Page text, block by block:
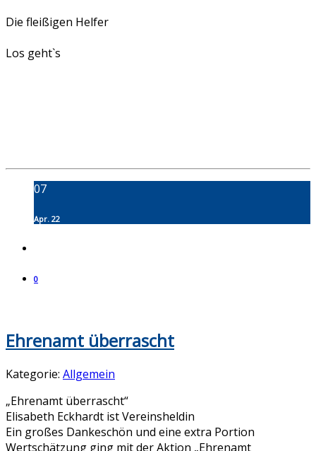
Die fleißigen Helfer
Los geht`s
07
Apr. 22
0
Ehrenamt überrascht
Kategorie: Allgemein
„Ehrenamt überrascht“
Elisabeth Eckhardt ist Vereinsheldin
Ein großes Dankeschön und eine extra Portion
Wertschätzung ging mit der Aktion „Ehrenamt